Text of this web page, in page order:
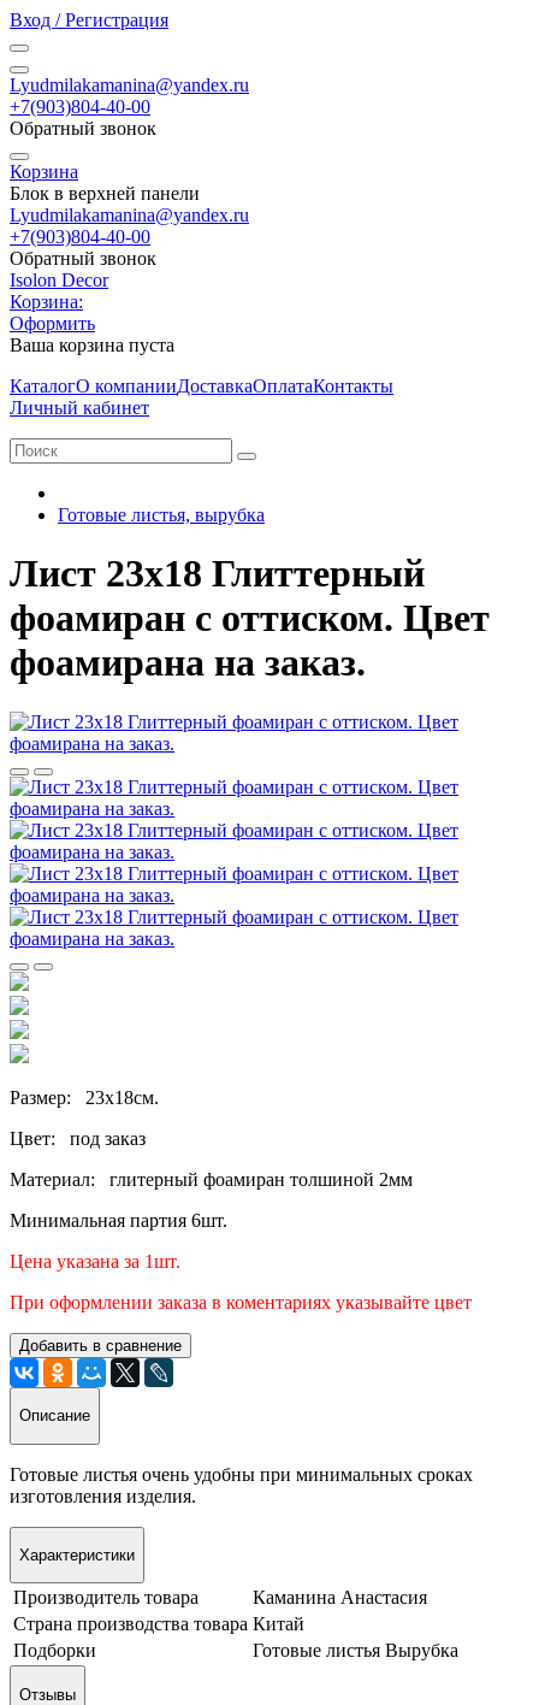
Вход / Регистрация
Lyudmilakamanina@yandex.ru
+7(903)804-40-00
Обратный звонок
Корзина
Блок в верхней панели
Lyudmilakamanina@yandex.ru
+7(903)804-40-00
Обратный звонок
Isolon Decor
Корзина:
Оформить
Ваша корзина пуста
КаталогО компанииДоставкаОплатаКонтакты
Личный кабинет
Готовые листья, вырубка
Лист 23х18 Глиттерный
фоамиран с оттиском. Цвет
фоамирана на заказ.
Размер: 23х18см.
Цвет: под заказ
Материал: глитерный фоамиран толшиной 2мм
Минимальная партия 6шт.
Цена указана за 1шт.
При оформлении заказа в коментариях указывайте цвет
Добавить в сравнение
Описание
Готовые листья очень удобны при минимальных сроках
изготовления изделия.
Характеристики
Производитель товара
Каманина Анастасия
Страна производства товара Китай
Подборки
Готовые листья Вырубка
Отзывы